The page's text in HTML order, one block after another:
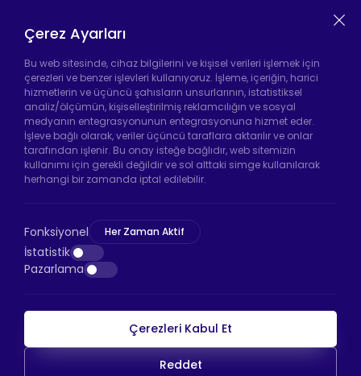
Isıtıcı
Tekerleği
Hadımköy Fabrika:Atatürk Sanayi Bölgesi
Ömerli Mah. Uzunçayır Cad. No:11 Hadımköy,
34555 Arnavutköy/İstanbul
Telefon:+90 212 640 66 46
Bayrampaşa Mağaza:Kocatepe Mah. 50. Yıl
Cad. No: 69/A Bayrampaşa /İstanbul
Telefon:+90 530 044 64 87
HTS Ödeme
Çerez Ayarları
Bu web sitesinde, cihaz bilgilerini ve kişisel verileri işlemek için
çerezleri ve benzer işlevleri kullanıyoruz. İşleme, içeriğin, harici
hizmetlerin ve üçüncü şahısların unsurlarının, istatistiksel
analiz/ölçümün, kişiselleştirilmiş reklamcılığın ve sosyal
medyanın entegrasyonunun entegrasyonuna hizmet eder.
İşleve bağlı olarak, veriler üçüncü taraflara aktarılır ve onlar
tarafından işlenir. Bu onay isteğe bağlıdır, web sitemizin
kullanımı için gerekli değildir ve sol alttaki simge kullanılarak
herhangi bir zamanda iptal edilebilir.
Fonksiyonel Her Zaman Aktif
İstatistik
Pazarlama
Çerezleri Kabul Et
Reddet